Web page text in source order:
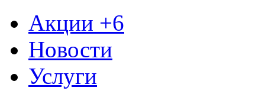
Акции +6
Новости
Услуги